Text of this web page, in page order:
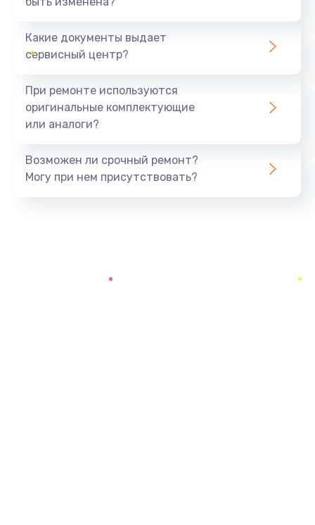
Ремонт южного моста
Замена батарейки BIOS
Заказать
Какие документы выдает
сервисный центр?
При ремонте используются
оригинальные комплектующие
или аналоги?
Возможен ли срочный ремонт?
Могу при нем присутствовать?